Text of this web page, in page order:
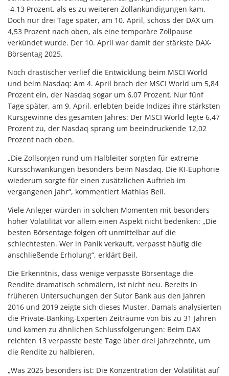
-4,13 Prozent, als es zu weiteren Zollankündigungen kam.
Doch nur drei Tage später, am 10. April, schoss der DAX um
4,53 Prozent nach oben, als eine temporäre Zollpause
verkündet wurde. Der 10. April war damit der stärkste DAX-
Börsentag 2025.
Noch drastischer verlief die Entwicklung beim MSCI World
und beim Nasdaq: Am 4. April brach der MSCI World um 5,84
Prozent ein, der Nasdaq sogar um 6,07 Prozent. Nur fünf
Tage später, am 9. April, erlebten beide Indizes ihre stärksten
Kursgewinne des gesamten Jahres: Der MSCI World legte 6,47
Prozent zu, der Nasdaq sprang um beeindruckende 12,02
Prozent nach oben.
„Die Zollsorgen rund um Halbleiter sorgten für extreme
Kursschwankungen besonders beim Nasdaq. Die KI-Euphorie
wiederum sorgte für einen zusätzlichen Auftrieb im
vergangenen Jahr“, kommentiert Mathias Beil.
Viele Anleger würden in solchen Momenten mit besonders
hoher Volatilität vor allem einen Aspekt nicht bedenken: „Die
besten Börsentage folgen oft unmittelbar auf die
schlechtesten. Wer in Panik verkauft, verpasst häufig die
anschließende Erholung“, erklärt Beil.
Die Erkenntnis, dass wenige verpasste Börsentage die
Rendite dramatisch schmälern, ist nicht neu. Bereits in
früheren Untersuchungen der Sutor Bank aus den Jahren
2016 und 2019 zeigte sich dieses Muster. Damals analysierten
die Private-Banking-Experten Zeiträume von bis zu 31 Jahren
und kamen zu ähnlichen Schlussfolgerungen: Beim DAX
reichten 13 verpasste beste Tage über drei Jahrzehnte, um
die Rendite zu halbieren.
„Was 2025 besonders ist: Die Konzentration der Volatilität auf